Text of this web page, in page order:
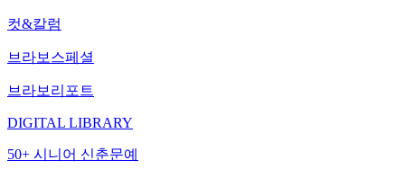
컷&칼럼
브라보스페셜
브라보리포트
DIGITAL LIBRARY
50+ 시니어 신춘문예